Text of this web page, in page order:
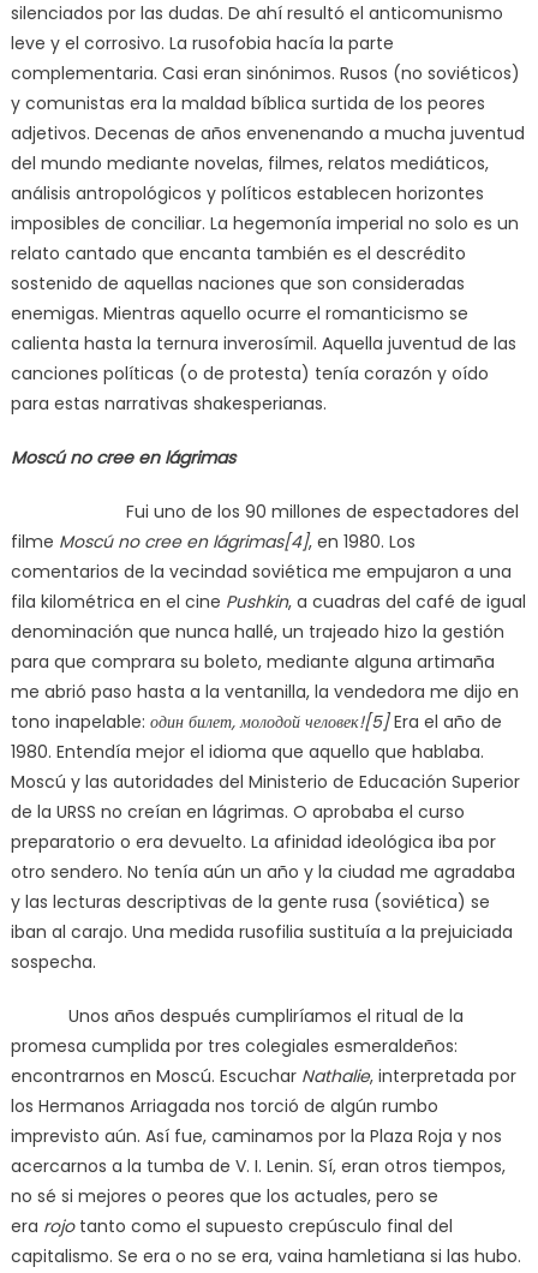
silenciados por las dudas. De ahí resultó el anticomunismo
leve y el corrosivo. La rusofobia hacía la parte
complementaria. Casi eran sinónimos. Rusos (no soviéticos)
y comunistas era la maldad bíblica surtida de los peores
adjetivos. Decenas de años envenenando a mucha juventud
del mundo mediante novelas, filmes, relatos mediáticos,
análisis antropológicos y políticos establecen horizontes
imposibles de conciliar. La hegemonía imperial no solo es un
relato cantado que encanta también es el descrédito
sostenido de aquellas naciones que son consideradas
enemigas. Mientras aquello ocurre el romanticismo se
calienta hasta la ternura inverosímil. Aquella juventud de las
canciones políticas (o de protesta) tenía corazón y oído
para estas narrativas shakesperianas.
Moscú no cree en lágrimas
Fui uno de los 90 millones de espectadores del
filme Moscú no cree en lágrimas[4], en 1980. Los
comentarios de la vecindad soviética me empujaron a una
fila kilométrica en el cine Pushkin, a cuadras del café de igual
denominación que nunca hallé, un trajeado hizo la gestión
para que comprara su boleto, mediante alguna artimaña
me abrió paso hasta a la ventanilla, la vendedora me dijo en
tono inapelable: один билет, молодой человек![5]Era el año de
1980. Entendía mejor el idioma que aquello que hablaba.
Moscú y las autoridades del Ministerio de Educación Superior
de la URSS no creían en lágrimas. O aprobaba el curso
preparatorio o era devuelto. La afinidad ideológica iba por
otro sendero. No tenía aún un año y la ciudad me agradaba
y las lecturas descriptivas de la gente rusa (soviética) se
iban al carajo. Una medida rusofilia sustituía a la prejuiciada
sospecha.
Unos años después cumpliríamos el ritual de la
promesa cumplida por tres colegiales esmeraldeños:
encontrarnos en Moscú. Escuchar Nathalie, interpretada por
los Hermanos Arriagada nos torció de algún rumbo
imprevisto aún. Así fue, caminamos por la Plaza Roja y nos
acercarnos a la tumba de V. I. Lenin. Sí, eran otros tiempos,
no sé si mejores o peores que los actuales, pero se
era rojotanto como el supuesto crepúsculo final del
capitalismo. Se era o no se era, vaina hamletiana si las hubo.